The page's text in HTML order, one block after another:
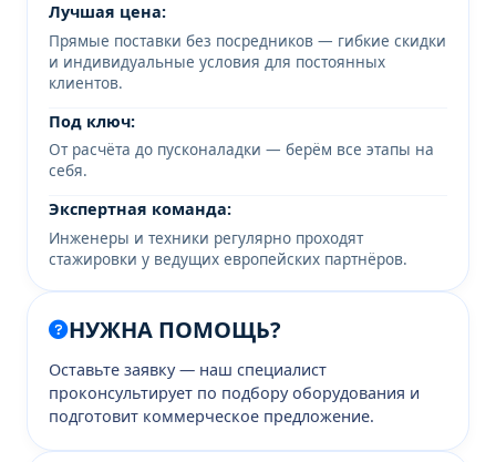
Лучшая цена:
Прямые поставки без посредников — гибкие скидки
и индивидуальные условия для постоянных
клиентов.
Под ключ:
От расчёта до пусконаладки — берём все этапы на
себя.
Экспертная команда:
Инженеры и техники регулярно проходят
стажировки у ведущих европейских партнёров.
НУЖНА ПОМОЩЬ?
Оставьте заявку — наш специалист
проконсультирует по подбору оборудования и
подготовит коммерческое предложение.